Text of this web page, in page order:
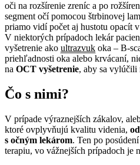
oči na rozšírenie zreníc a po
segment očí pomocou štrbinovej
priamo vidí počet aj hustotu opacít
V niektorých prípadoch lekár
vyšetrenie ako ultrazvuk oka – B-
priehľadnosti oka alebo krvácaní,
na OCT vyšetrenie, aby sa vylúčili
Čo s nimi?
V prípade výraznejších zákalov,
ktoré ovplyvňujú kvalitu videnia,
s očným lekárom. Ten po
terapiu, vo vážnejších prípadoch je